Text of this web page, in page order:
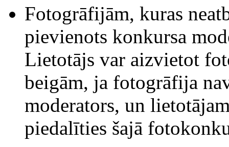
Fotogrāfijām, kuras
pievienots konkursa
Lietotājs var aizvietot
beigām, ja fotogrāfija
moderators, un
piedalīties šajā